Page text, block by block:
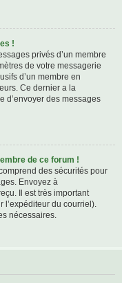
!
privés d’un membre
de votre messagerie
d’un membre en
Ce dernier a la
d’envoyer des messages
de ce forum !
des sécurités pour
Envoyez à
Il est très important
l’expéditeur du courriel).
nécessaires.